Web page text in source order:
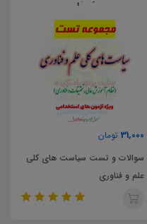
31,000 تومان
سوالات و تست سیاست های کلی
علم و فناوری